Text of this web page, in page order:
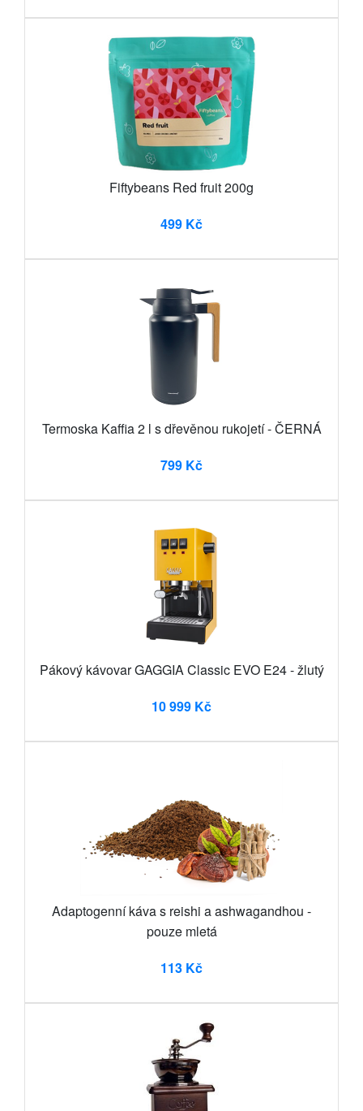
Fiftybeans Red fruit 200g
499 Kč
Termoska Kaffia 2 l s dřevěnou rukojetí - ČERNÁ
799 Kč
Pákový kávovar GAGGIA Classic EVO E24 - žlutý
10 999 Kč
Adaptogenní káva s reishi a ashwagandhou -
pouze mletá
113 Kč